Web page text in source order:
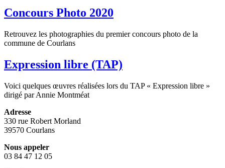
Concours Photo 2020
Retrouvez les photographies du premier concours photo de la
commune de Courlans
Expression libre (TAP)
Voici quelques œuvres réalisées lors du TAP « Expression libre »
dirigé par Annie Montméat
Adresse
330 rue Robert Morland
39570 Courlans
Nous appeler
03 84 47 12 05